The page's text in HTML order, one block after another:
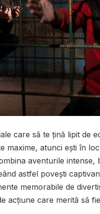
care să te țină lipit de
maxime, atunci ești în
aventurile intense,
astfel povești
memorabile de
acțiune care merită să